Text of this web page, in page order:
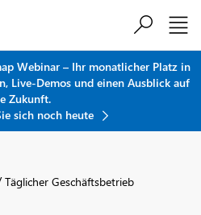
Webinar – Ihr monatlicher Platz in
Live-Demos und einen Ausblick auf
Zukunft.
sich noch heute
Täglicher Geschäftsbetrieb